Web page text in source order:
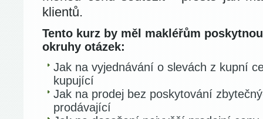
klientů.
Tento kurz by měl makléřům
okruhy otázek:
Jak na vyjednávání o slevách z kupní
kupující
Jak na prodej bez poskytování
prodávající